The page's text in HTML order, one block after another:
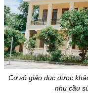
Cơ sở giáo dục được
nhu cầu